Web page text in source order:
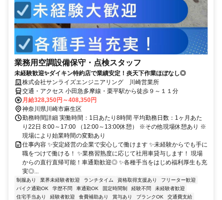
業務用空調設備保守・点検スタッフ
未経験歓迎✨ダイキン特約店で業績安定！炎天下作業ほぼなし◎
株式会社サンライズエンジニアリング 川崎営業所
交通・アクセス 小田急多摩線・栗平駅から徒歩９～１１分
月給328,350円～408,350円
神奈川県川崎市麻生区
勤務時間詳細 実働時間：1日あたり8時間 平均勤務日数：1ヶ月あた
り22日 8:00～17:00 （12:00～13:00休憩） ※その他現場休憩あり ※
現場により始業時間の変動あり
仕事内容 ✨安定経営の企業で安心して働けます ✨未経験からでも手に
職をつけて働ける！ ✨業務習熟度に応じて社用車貸与します！ 現場
からの直行直帰可能！車通勤歓迎◎ ✨各種手当をはじめ福利厚生も充
実◎...
制服あり 業界未経験者歓迎 ランチタイム 資格取得支援あり
フリーター歓迎
バイク通勤OK
学歴不問 車通勤OK 固定時間制 経験不問
未経験者歓迎
住宅手当あり
経験者歓迎 食費補助あり 賞与あり ブランクOK
交通費支給